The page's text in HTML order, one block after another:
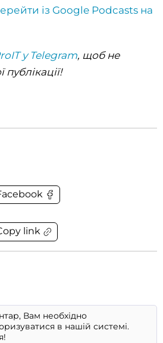
із Google Podcasts на
у Telegram, щоб не
link